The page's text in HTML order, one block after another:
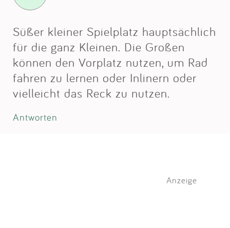
Süßer kleiner Spielplatz hauptsächlich
für die ganz Kleinen. Die Großen
können den Vorplatz nutzen, um Rad
fahren zu lernen oder Inlinern oder
vielleicht das Reck zu nutzen.
Antworten
Anzeige